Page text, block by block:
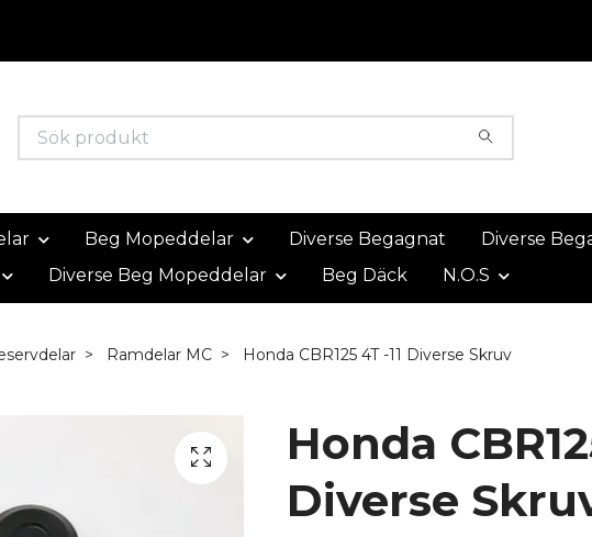
Beg Mopeddelar Diverse Begagnat
Diverse
Diverse Beg Mopeddelar Beg Däck N.O.S
Ramdelar MC Honda CBR125 4T -11 Diverse Skruv
Honda
Diverse